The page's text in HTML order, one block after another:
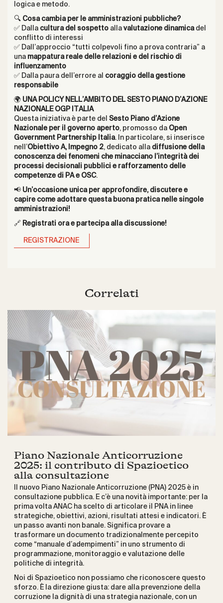
logica e metodo.
🔍 Cosa cambia per le amministrazioni pubbliche?
✅ Dalla cultura del sospettoalla valutazione dinamicadel
conflitto di interessi
✅ Dall’approccio “tutti colpevoli fino a prova contraria” a
una mappatura reale delle relazioni e del rischio di
influenzamento
✅ Dalla paura dell’errore al coraggio della gestione
responsabile
🌍 UNA POLICY NELL’AMBITO DEL SESTO PIANO D’AZIONE
NAZIONALE OGP ITALIA
Questa iniziativa è parte del Sesto Piano d’Azione
Nazionale per il governo aperto, promosso da Open
Government Partnership Italia. In particolare, si inserisce
nell’Obiettivo A, Impegno 2, dedicato alla diffusione della
conoscenza dei fenomeni che minacciano l’integrità dei
processi decisionali pubblici e rafforzamento delle
competenze di PA e OSC.
📢 Un’occasione unica per approfondire, discutere e
capire come adottare questa buona pratica nelle singole
amministrazioni!
🔗 Registrati ora e partecipa alla discussione!
REGISTRAZIONE
Correlati
Piano Nazionale Anticorruzione
2025: il contributo di Spazioetico
alla consultazione
Il nuovo Piano Nazionale Anticorruzione (PNA) 2025 è in
consultazione pubblica. E c’è una novità importante: per la
prima volta ANAC ha scelto di articolare il PNA in linee
strategiche, obiettivi, azioni, risultati attesi e indicatori. È
un passo avanti non banale. Significa provare a
trasformare un documento tradizionalmente percepito
come “manuale d’adempimenti” in uno strumento di
programmazione, monitoraggio e valutazione delle
politiche di integrità.
Noi di Spazioetico non possiamo che riconoscere questo
sforzo. È la direzione giusta: dare alla prevenzione della
corruzione la dignità di una strategia nazionale, con un